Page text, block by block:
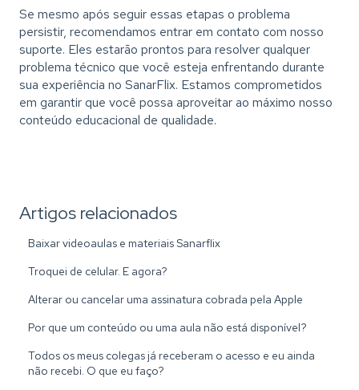
Se mesmo após seguir essas etapas o problema
persistir, recomendamos entrar em contato com nosso
suporte. Eles estarão prontos para resolver qualquer
problema técnico que você esteja enfrentando durante
sua experiência no SanarFlix. Estamos comprometidos
em garantir que você possa aproveitar ao máximo nosso
conteúdo educacional de qualidade.
Artigos relacionados
Baixar videoaulas e materiais Sanarflix
Troquei de celular. E agora?
Alterar ou cancelar uma assinatura cobrada pela Apple
Por que um conteúdo ou uma aula não está disponível?
Todos os meus colegas já receberam o acesso e eu ainda
não recebi. O que eu faço?